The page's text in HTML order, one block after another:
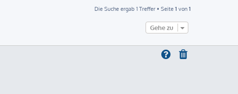
Die Suche ergab 1 Treffer • Seite 1 von 1
Gehe zu